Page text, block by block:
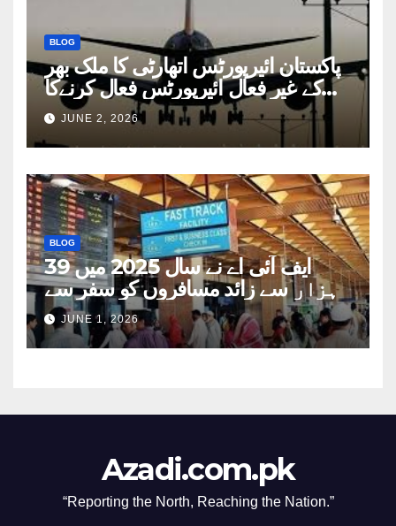
BLOG
پاکستان ائیرپورٹس اتھارٹی کا ملک بھر
کے غیر فعال ائیرپورٹس فعال کرنےکا
فیصلہ
JUNE 2, 2026
BLOG
ایف آئی اے نے سال 2025 میں 39
ہزار سے زائد مسافروں کو سفر سے
روکاJUNE 1, 2026
Azadi.com.pk
“Reporting the North, Reaching the Nation.”